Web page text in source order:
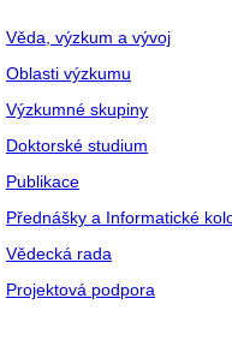
Věda, výzkum a vývoj
Oblasti výzkumu
Výzkumné skupiny
Doktorské studium
Publikace
Přednášky a Informatické
Vědecká rada
Projektová podpora